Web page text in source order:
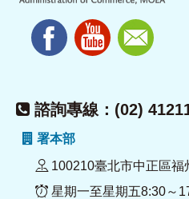
諮詢專線：(02)
署本部
100210臺北市中正區福
星期一至星期五8:30～